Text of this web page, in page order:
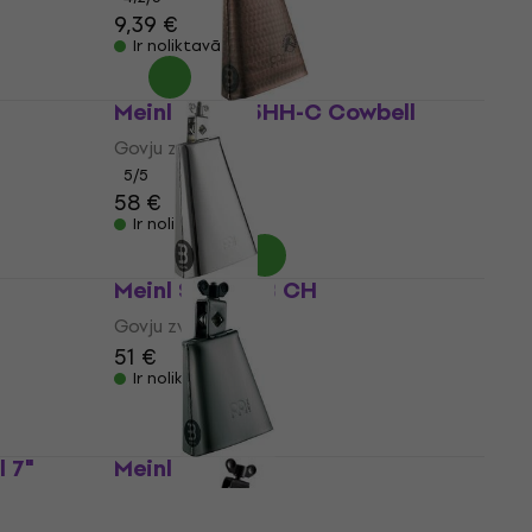
9,39 €
Ir noliktavā
Meinl STB625HH-C Cowbell
Govju zvans
5/5
58 €
Ir noliktavā
Meinl STB 80 B CH
Govju zvans
51 €
Ir noliktavā
7" Meinl STB 45 L